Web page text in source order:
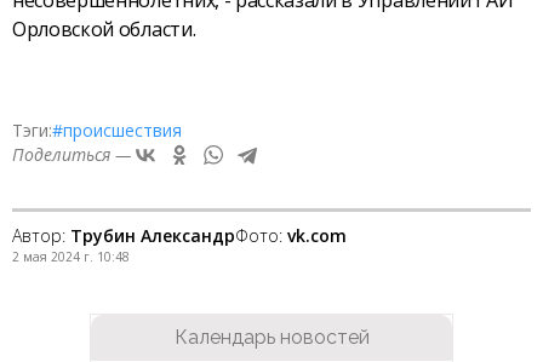
Орловской области.
Тэги:#происшествия
Поделиться —
Автор: Трубин АлександрФото: vk.com
2 мая 2024 г. 10:48
Календарь новостей